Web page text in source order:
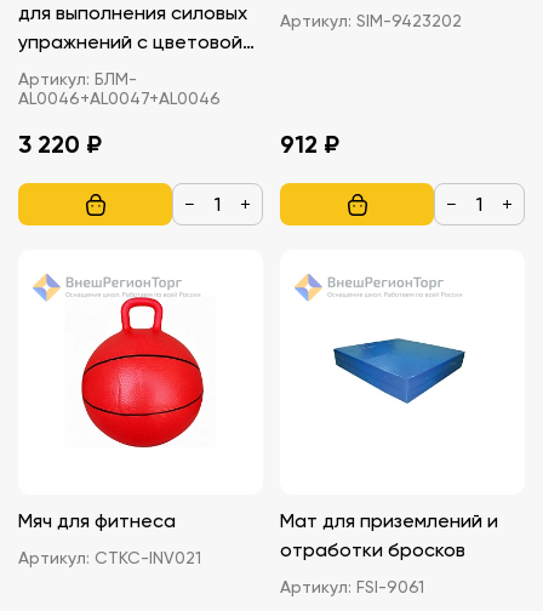
для выполнения силовых
упражнений с цветовой
кодировкой
Артикул: БЛМ-
AL0046+AL0047+AL0046
3 220 ₽
− +
Артикул: SIM-9423202
912 ₽
− +
Мяч для фитнеса
Артикул: СТКС-INV021
Мат для приземлений и
отработки бросков
Артикул: FSI-9061